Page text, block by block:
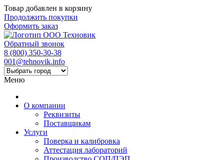
Товар добавлен в корзину
Продолжить покупки
Оформить заказ
Обратный звонок
8 (800) 350-30-38
001@tehnovik.info
Меню
О компании
Реквизиты
Поставщикам
Услуги
Поверка и калибровка
Аттестация лабораторий